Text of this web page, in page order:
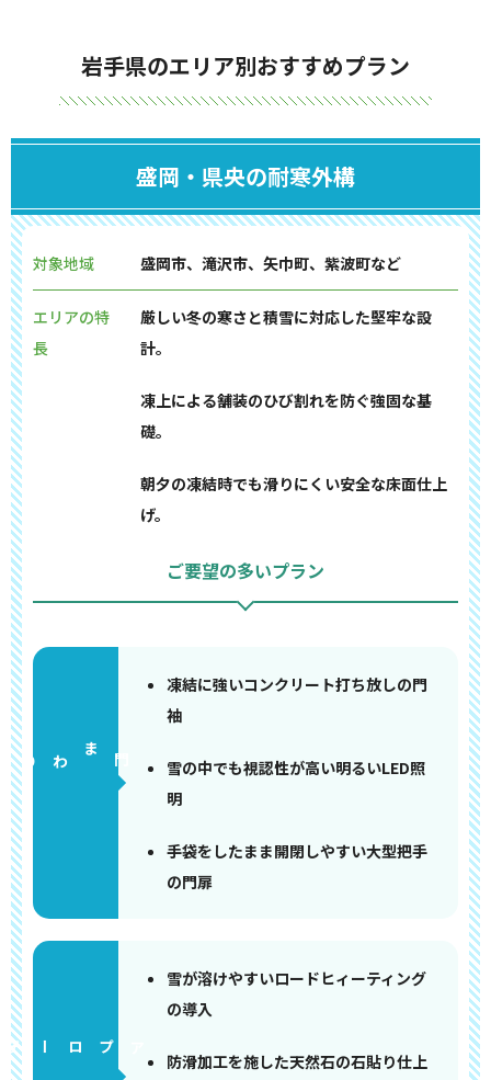
岩手県のエリア別おすすめプラン
盛岡・県央の耐寒外構
対象地域 盛岡市、滝沢市、矢巾町、紫波町など
エリアの特
長
厳しい冬の寒さと積雪に対応した堅牢な設
計。
凍上による舗装のひび割れを防ぐ強固な基
礎。
朝夕の凍結時でも滑りにくい安全な床面仕上
げ。
ご要望の多いプラン
門まわり
凍結に強いコンクリート打ち放しの門
袖
雪の中でも視認性が高い明るいLED照
明
手袋をしたまま開閉しやすい大型把手
の門扉
アプローチ
雪が溶けやすいロードヒィーティング
の導入
防滑加工を施した天然石の石貼り仕上